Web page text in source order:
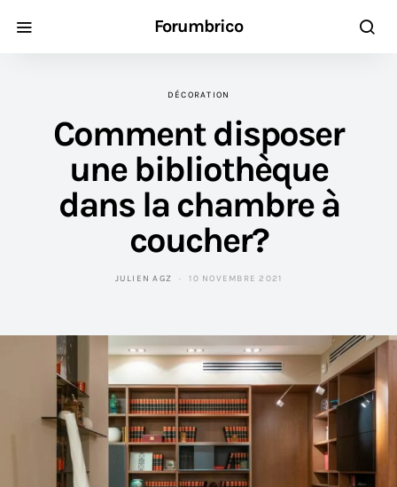
Forumbrico
DÉCORATION
Comment disposer
une bibliothèque
dans la chambre à
coucher?
JULIEN AGZ 10 NOVEMBRE 2021